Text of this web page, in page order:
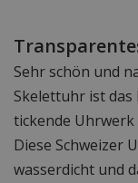
Sehr schön und
Skelettuhr ist
tickende
Diese Schweizer
wasserdicht und